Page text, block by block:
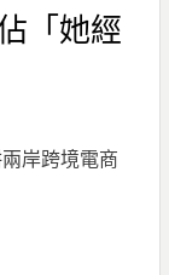
「她經
岸跨境電商